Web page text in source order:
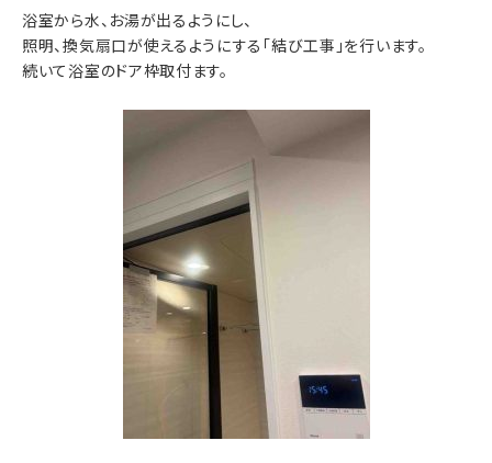
浴室から水、お湯が出るようにし、
照明、換気扇口が使えるようにする「結び工事」を行います。
続いて浴室のドア枠取付ます。